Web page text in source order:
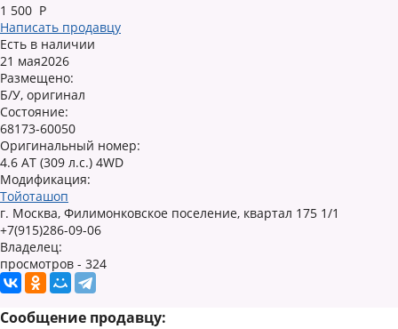
1 500 Р
Написать продавцу
Есть в наличии
21 мая2026
Размещено:
Б/У, оригинал
Состояние:
68173-60050
Оригинальный номер:
4.6 AT (309 л.с.) 4WD
Модификация:
Тойоташоп
г. Москва, Филимонковское поселение, квартал 175 1/1
+7(915)286-09-06
Владелец:
просмотров - 324
Сообщение продавцу: